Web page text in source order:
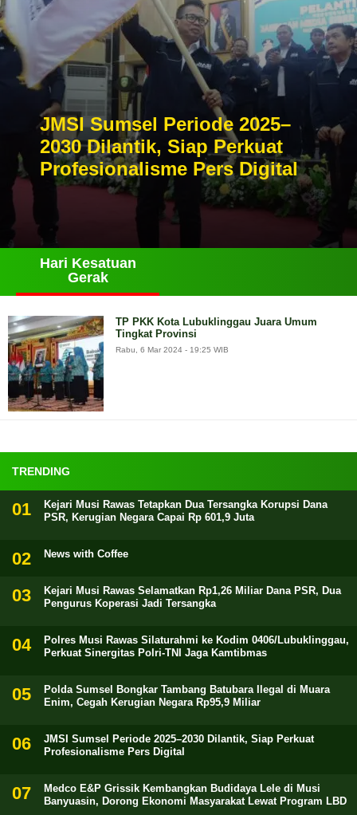
JMSI Sumsel Periode 2025–
2030 Dilantik, Siap Perkuat
Profesionalisme Pers Digital
TRENDING
Kejari Musi Rawas Tetapkan Dua Tersangka Korupsi Dana
PSR, Kerugian Negara Capai Rp 601,9 Juta
News with Coffee
Kejari Musi Rawas Selamatkan Rp1,26 Miliar Dana PSR, Dua
Pengurus Koperasi Jadi Tersangka
Polres Musi Rawas Silaturahmi ke Kodim 0406/Lubuklinggau,
Perkuat Sinergitas Polri-TNI Jaga Kamtibmas
Polda Sumsel Bongkar Tambang Batubara Ilegal di Muara
Enim, Cegah Kerugian Negara Rp95,9 Miliar
JMSI Sumsel Periode 2025–2030 Dilantik, Siap Perkuat
Profesionalisme Pers Digital
Medco E&P Grissik Kembangkan Budidaya Lele di Musi
Banyuasin, Dorong Ekonomi Masyarakat Lewat Program LBD
Hari Kesatuan
Gerak
TP PKK Kota Lubuklinggau Juara Umum
Tingkat Provinsi
Rabu, 6 Mar 2024 - 19:25 WIB